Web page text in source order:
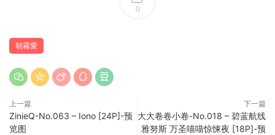
0
朝霧愛
上一篇
ZinieQ-No.063 – Iono [24P]-预
览图
下一篇
大大卷卷小卷-No.018 – 碧蓝航线
雅努斯 万圣喵喵惊悚夜 [18P]-预